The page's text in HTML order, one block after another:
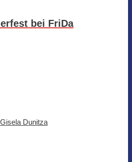
bei FriDa
Dunitza